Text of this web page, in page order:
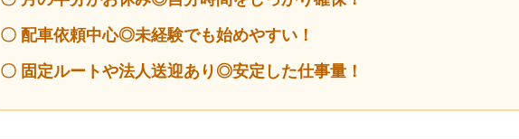
〇 配車依頼中心◎未経験でも始めやすい！
〇 固定ルートや法人送迎あり◎安定した仕事量！